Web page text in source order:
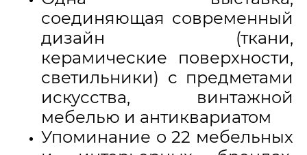
соединяющая современный
дизайн (ткани,
керамические поверхности,
светильники) с предметами
искусства, винтажной
мебелью и антиквариатом
Упоминание о 22 мебельных